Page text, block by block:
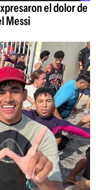
el dolor de
Messi